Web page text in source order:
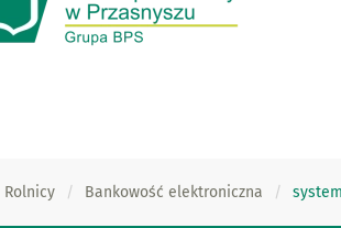
Rolnicy Bankowość elektroniczna